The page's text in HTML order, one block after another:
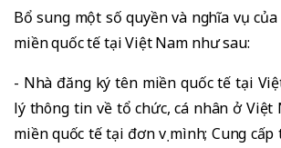
Bổ sung một số quyền và nghĩa vụ
miền quốc tế tại Việt Nam như sau:
- Nhà đăng ký tên miền quốc tế tại
lý thông tin về tổ chức, cá nhân ở Việt
miền quốc tế tại đơn vị mình; Cung